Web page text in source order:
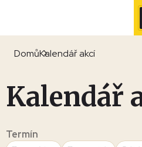
DomůKalendář akcí
Kalendář
Termín